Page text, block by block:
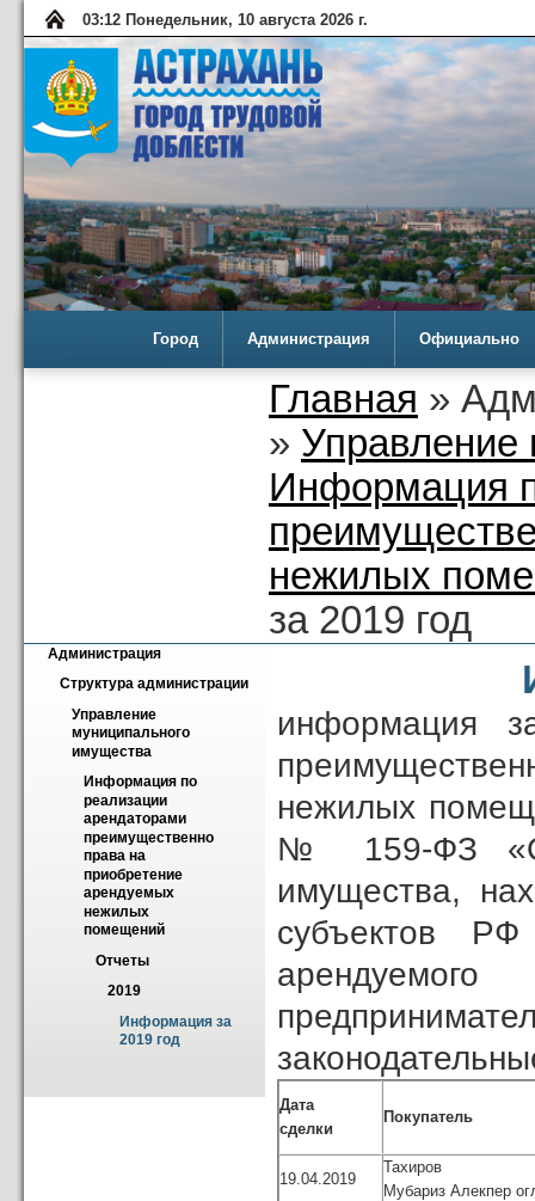
03:12 Понедельник, 10 августа 2026 г.
Город Администрация Официально
Главная »
» Управление
Информация
нежилых
за 2019 год
Администрация
Структура администрации
Управление
муниципального
имущества
Информация по
реализации
арендаторами
преимущественно
права на
приобретение
арендуемых
нежилых
помещений
Отчеты
2019
Информация за
2019 год
информация
нежилых
№ 159-ФЗ «Об
имущества,
субъектов
Дата
сделки
Покупатель
19.04.2019
Тахиров
Мубариз Алекпер